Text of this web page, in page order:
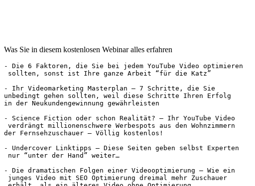
Was Sie in diesem kostenlosen Webinar alles erfahren
- Die 6 Faktoren, die Sie bei jedem YouTube Video optimieren
sollten, sonst ist Ihre ganze Arbeit “für die Katz”
- Ihr Videomarketing Masterplan – 7 Schritte, die Sie
unbedingt gehen sollten, weil diese Schritte Ihren Erfolg
in der Neukundengewinnung gewährleisten
- Science Fiction oder schon Realität? – Ihr YouTube Video
verdrängt millionenschwere Werbespots aus den Wohnzimmern
der Fernsehzuschauer – Völlig kostenlos!
- Undercover Linktipps – Diese Seiten geben selbst Experten
nur “unter der Hand” weiter…
- Die dramatischen Folgen einer Videooptimierung – Wie ein
junges Video mit SEO Optimierung dreimal mehr Zuschauer